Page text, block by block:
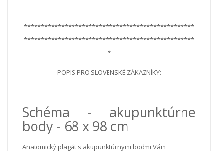
**************************************************
**************************************************
*
POPIS PRO SLOVENSKÉ ZÁKAZNÍKY:
Schéma - akupunktúrne
body - 68 x 98 cm
Anatomický plagát s akupunktúrnymi bodmi Vám